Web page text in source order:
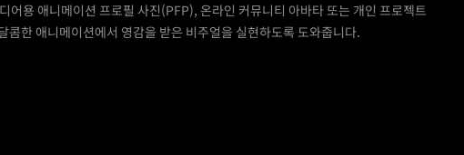
용 애니메이션 프로필 사진(PFP), 온라인 커뮤니티 아바타 또는 개인 프로젝트
한 애니메이션에서 영감을 받은 비주얼을 실현하도록 도와줍니다.